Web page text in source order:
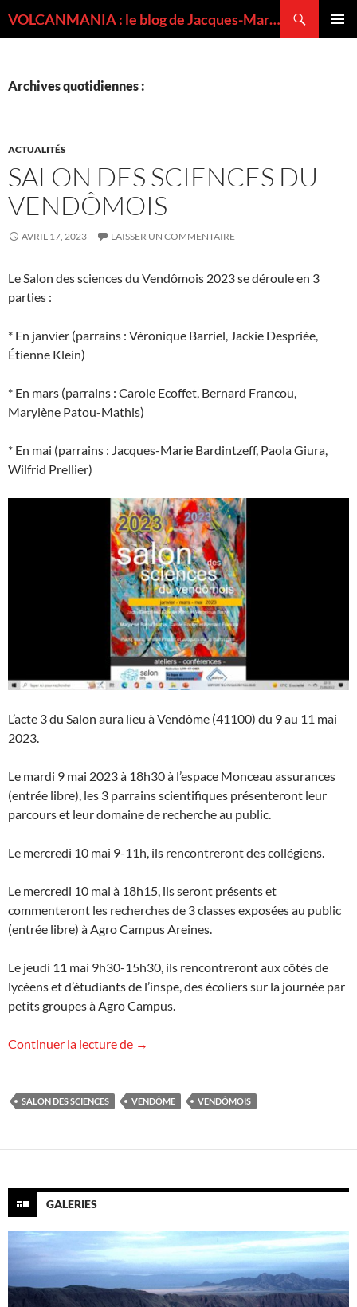
VOLCANMANIA : le blog de Jacques-Marie BARDINTZEFF, volcanologue
Archives quotidiennes :
ACTUALITÉS
SALON DES SCIENCES DU
VENDÔMOIS
AVRIL 17, 2023 LAISSER UN COMMENTAIRE
Le Salon des sciences du Vendômois 2023 se déroule en 3
parties :
* En janvier (parrains : Véronique Barriel, Jackie Despriée,
Étienne Klein)
* En mars (parrains : Carole Ecoffet, Bernard Francou,
Marylène Patou-Mathis)
* En mai (parrains : Jacques-Marie Bardintzeff, Paola Giura,
Wilfrid Prellier)
L’acte 3 du Salon aura lieu à Vendôme (41100) du 9 au 11 mai
2023.
Le mardi 9 mai 2023 à 18h30 à l’espace Monceau assurances
(entrée libre), les 3 parrains scientifiques présenteront leur
parcours et leur domaine de recherche au public.
Le mercredi 10 mai 9-11h, ils rencontreront des collégiens.
Le mercredi 10 mai à 18h15, ils seront présents et
commenteront les recherches de 3 classes exposées au public
(entrée libre) à Agro Campus Areines.
Le jeudi 11 mai 9h30-15h30, ils rencontreront aux côtés de
lycéens et d’étudiants de l’inspe, des écoliers sur la journée par
petits groupes à Agro Campus.
Continuer la lecture de Salon des sciences du Vendômois
→
SALON DES SCIENCES VENDÔME VENDÔMOIS
GALERIES